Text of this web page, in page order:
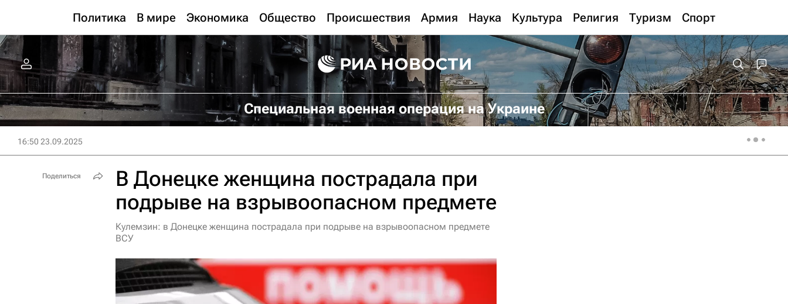
Политика В мире Экономика Общество Происшествия Армия Наука Культура Религия Туризм Спорт
Специальная военная операция на Украине
16:50 23.09.2025
В Донецке женщина пострадала при
подрыве на взрывоопасном предмете
Кулемзин: в Донецке женщина пострадала при подрыве на взрывоопасном предмете
ВСУ
Поделиться